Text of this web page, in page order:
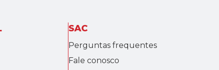
SAC
Perguntas frequentes
Fale conosco